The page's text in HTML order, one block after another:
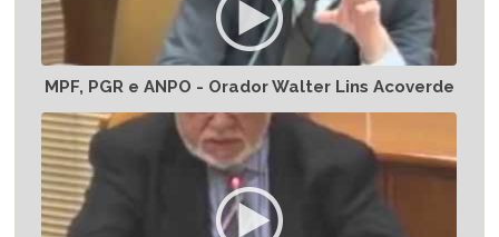
MPF, PGR e ANPO - Orador Walter Lins Acoverde